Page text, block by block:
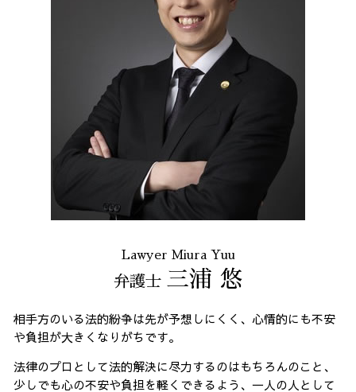
Lawyer Miura Yuu
弁護士 三浦 悠
相手方のいる法的紛争は先が予想しにくく、心情的にも不安
や負担が大きくなりがちです。
法律のプロとして法的解決に尽力するのはもちろんのこと、
少しでも心の不安や負担を軽くできるよう、一人の人として